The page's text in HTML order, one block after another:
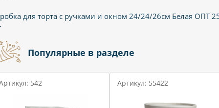
для торта с ручками и окном 24/24/26см Белая ОПТ
Популярные в разделе
542 Артикул: 55422